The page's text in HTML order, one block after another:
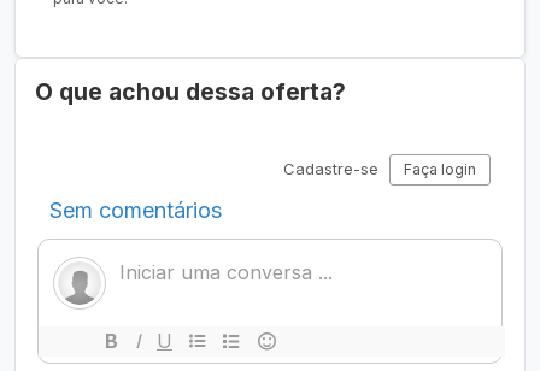
O que achou dessa oferta?